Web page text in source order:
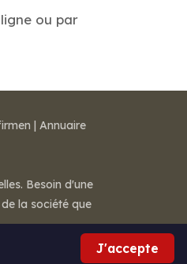
ou par
J'accepte
| Annuaire
Besoin d'une
la société que